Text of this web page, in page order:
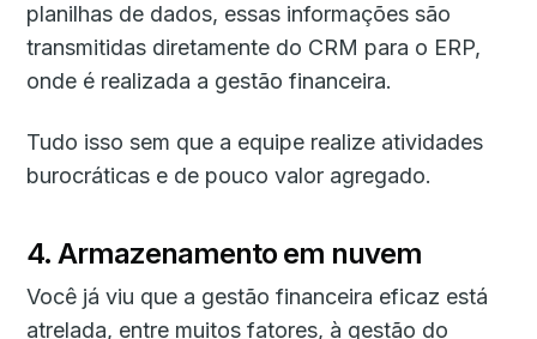
planilhas de dados, essas informações são
transmitidas diretamente do CRM para o ERP,
onde é realizada a gestão financeira.
Tudo isso sem que a equipe realize atividades
burocráticas e de pouco valor agregado.
4. Armazenamento em nuvem
Você já viu que a gestão financeira eficaz está
atrelada, entre muitos fatores, à gestão do